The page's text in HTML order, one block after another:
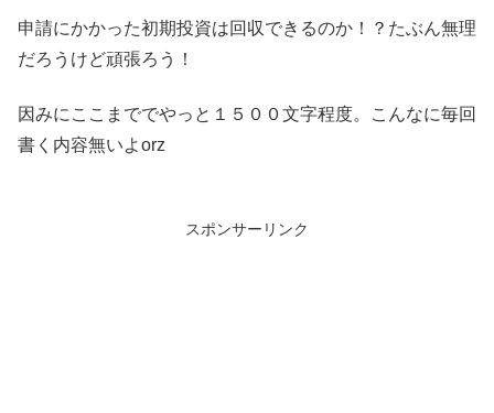
申請にかかった初期投資は回収できるのか！？たぶん無理
だろうけど頑張ろう！
因みにここまででやっと１５００文字程度。こんなに毎回
書く内容無いよorz
スポンサーリンク